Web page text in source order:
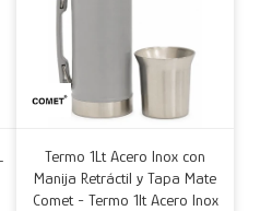
Termo 1Lt Acero Inox con
Manija Retráctil y Tapa Mate
Comet - Termo 1lt Acero Inox